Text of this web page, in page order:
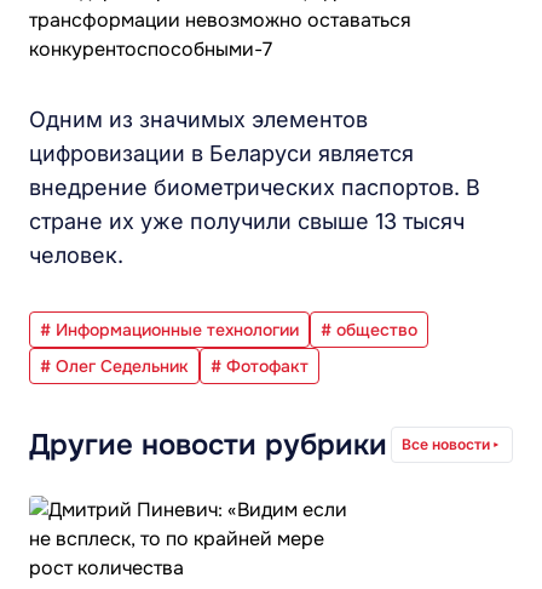
Одним из значимых элементов
цифровизации в Беларуси является
внедрение биометрических паспортов. В
стране их уже получили свыше 13 тысяч
человек.
# Информационные технологии
# общество
# Олег Седельник
# Фотофакт
Другие новости рубрики Все новости